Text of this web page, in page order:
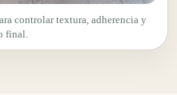
controlar textura, adherencia y
final.